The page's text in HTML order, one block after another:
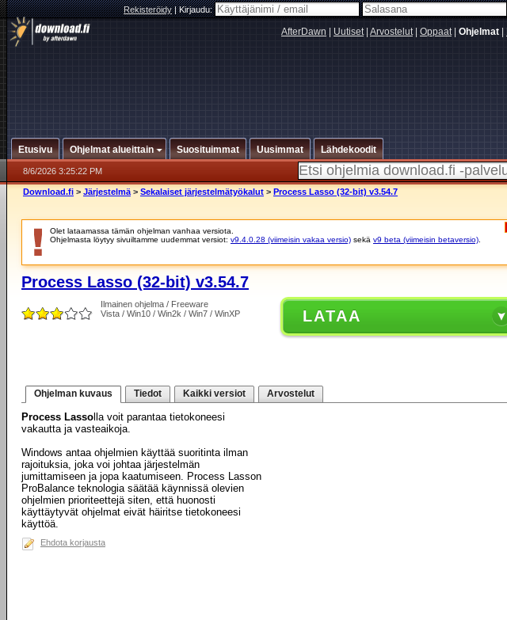
Rekisteröidy|Kirjaudu:
AfterDawn Uutiset| Arvostelut| Oppaat| Ohjelmat
Etusivu Ohjelmat alueittain Suosituimmat Uusimmat Lähdekoodit
8/6/2026 3:25:22 PM
Download.fi > Järjestelmä > Sekalaiset järjestelmätyökalut > Process Lasso (32-bit) v3.54.7
Olet lataamassa tämän ohjelman vanhaa versiota.
Ohjelmasta löytyy sivuiltamme uudemmat versiot: v9.4.0.28 (viimeisin vakaa versio) sekä v9 beta (viimeisin betaversio)
Process Lasso (32-bit) v3.54.7
Ilmainen ohjelma / Freeware
Vista / Win10 / Win2k / Win7 / WinXP
LATAA
Ohjelman kuvaus Tiedot Kaikki versiot Arvostelut
Process Lasso lla voit parantaa tietokoneesi
vakautta ja vasteaikoja.
Windows antaa ohjelmien käyttää suoritinta ilman
rajoituksia, joka voi johtaa järjestelmän
jumittamiseen ja jopa kaatumiseen. Process Lasson
ProBalance teknologia säätää käynnissä olevien
ohjelmien prioriteettejä siten, että huonosti
käyttäytyvät ohjelmat eivät häiritse tietokoneesi
käyttöä.
Ehdota korjausta